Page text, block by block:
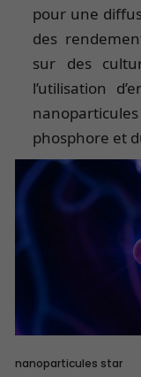
pour une
des
sur des
l’utilisation
phosphore et
nanoparticules star